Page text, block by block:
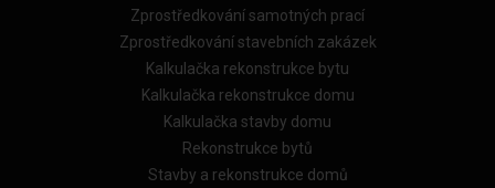
Zprostředkování samotných prací
Zprostředkování stavebních zakázek
Kalkulačka rekonstrukce bytu
Kalkulačka rekonstrukce domu
Kalkulačka stavby domu
Rekonstrukce bytů
Stavby a rekonstrukce domů